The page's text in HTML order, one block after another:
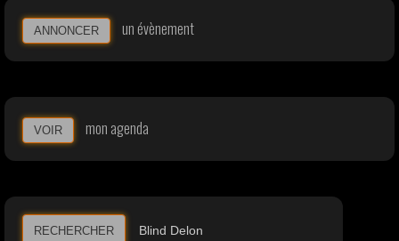
ANNONCER un évènement
VOIR mon agenda
RECHERCHER